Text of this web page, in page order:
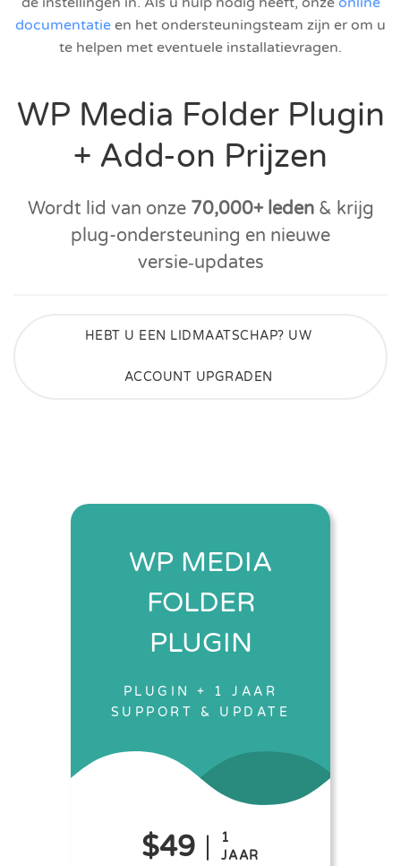
documentatie en het ondersteuningsteam zijn er om u
te helpen met eventuele installatievragen.
WP Media Folder Plugin
+ Add-on Prijzen
Wordt lid van onze 70,000+ leden& krijg
plug-ondersteuning en nieuwe
versie‑updates
HEBT U EEN LIDMAATSCHAP? UW
ACCOUNT UPGRADEN
WP MEDIA
FOLDER
PLUGIN
PLUGIN + 1 JAAR
SUPPORT & UPDATE
$49
1
JAAR